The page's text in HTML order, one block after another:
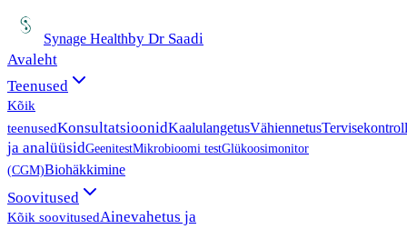
Synage Healthby Dr Saadi
Avaleht
Teenused
Kõik
teenusedKonsultatsioonidKaalulangetusVähiennetus
ja analüüsidGeenitestMikrobioomi testGlükoosimonitor
(CGM)Biohäkkimine
Soovitused
Kõik soovitusedAinevahetus ja